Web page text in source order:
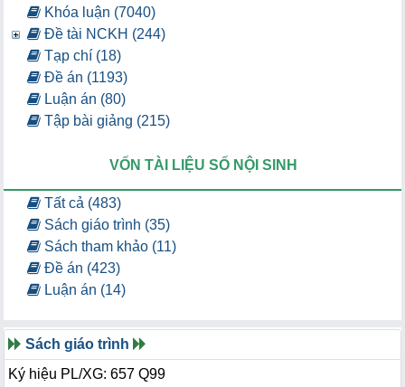
Khóa luận (7040)
Đề tài NCKH (244)
Tạp chí (18)
Đề án (1193)
Luận án (80)
Tập bài giảng (215)
VỐN TÀI LIỆU SỐ NỘI SINH
Tất cả (483)
Sách giáo trình (35)
Sách tham khảo (11)
Đề án (423)
Luận án (14)
Sách giáo trình
Ký hiệu PL/XG: 657 Q99